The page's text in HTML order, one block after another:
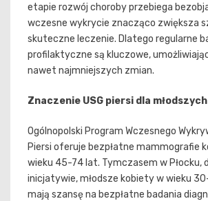
etapie rozwój choroby przebiega
wczesne wykrycie znacząco zwiększa
skuteczne leczenie. Dlatego regularne
profilaktyczne są kluczowe,
nawet najmniejszych zmian.
Znaczenie USG piersi dla
Ogólnopolski Program Wczesnego
Piersi oferuje bezpłatne mammografie
wieku 45-74 lat. Tymczasem w Płocku,
inicjatywie, młodsze kobiety w wieku
mają szansę na bezpłatne badania